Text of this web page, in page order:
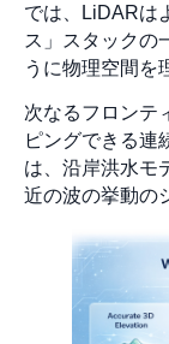
では、LiDARは
ス」スタックの
うに物理空間を
次なるフロンテ
ピングできる連
は、沿岸洪水モ
近の波の挙動の